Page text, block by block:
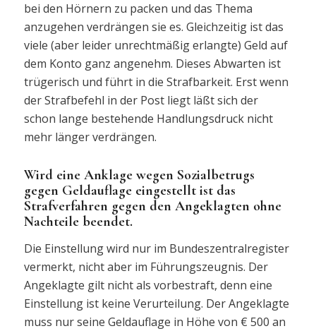
bei den Hörnern zu packen und das Thema
anzugehen verdrängen sie es. Gleichzeitig ist das
viele (aber leider unrechtmäßig erlangte) Geld auf
dem Konto ganz angenehm. Dieses Abwarten ist
trügerisch und führt in die Strafbarkeit. Erst wenn
der Strafbefehl in der Post liegt läßt sich der
schon lange bestehende Handlungsdruck nicht
mehr länger verdrängen.
Wird eine Anklage wegen Sozialbetrugs
gegen Geldauflage eingestellt ist das
Strafverfahren gegen den Angeklagten ohne
Nachteile beendet.
Die Einstellung wird nur im Bundeszentralregister
vermerkt, nicht aber im Führungszeugnis. Der
Angeklagte gilt nicht als vorbestraft, denn eine
Einstellung ist keine Verurteilung. Der Angeklagte
muss nur seine Geldauflage in Höhe von € 500 an